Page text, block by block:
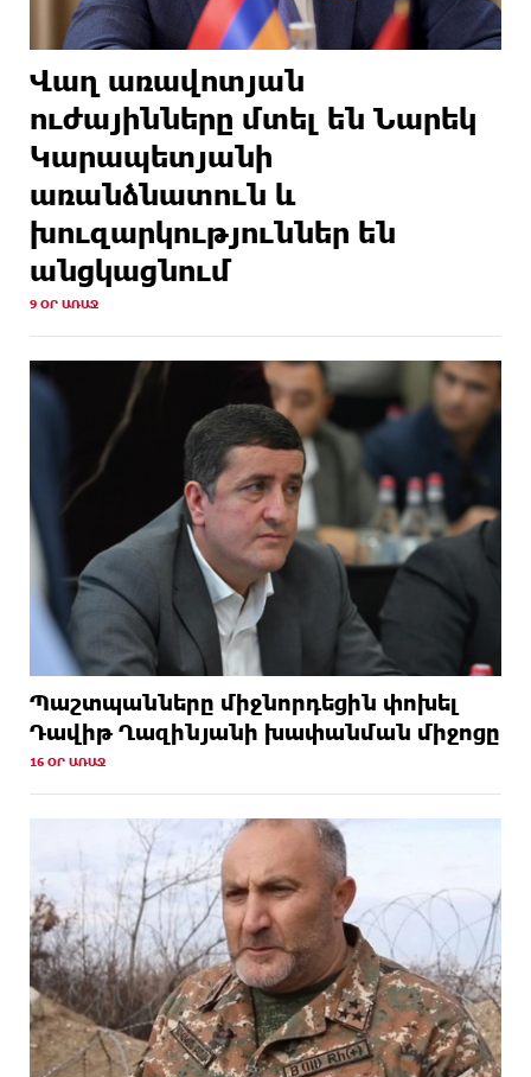
Վաղ առավոտյան
ուժայինները մտել են Նարեկ
Կարապետյանի
առանձնատուն և
խուզարկություններ են
անցկացնում
9 ՕՐ ԱՌԱՋ
Պաշտպանները միջնորդեցին փոխել
Դավիթ Ղազինյանի խափանման միջոցը
16 ՕՐ ԱՌԱՋ